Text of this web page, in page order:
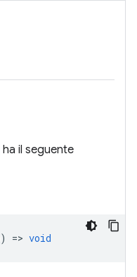
ha il seguente
) => void